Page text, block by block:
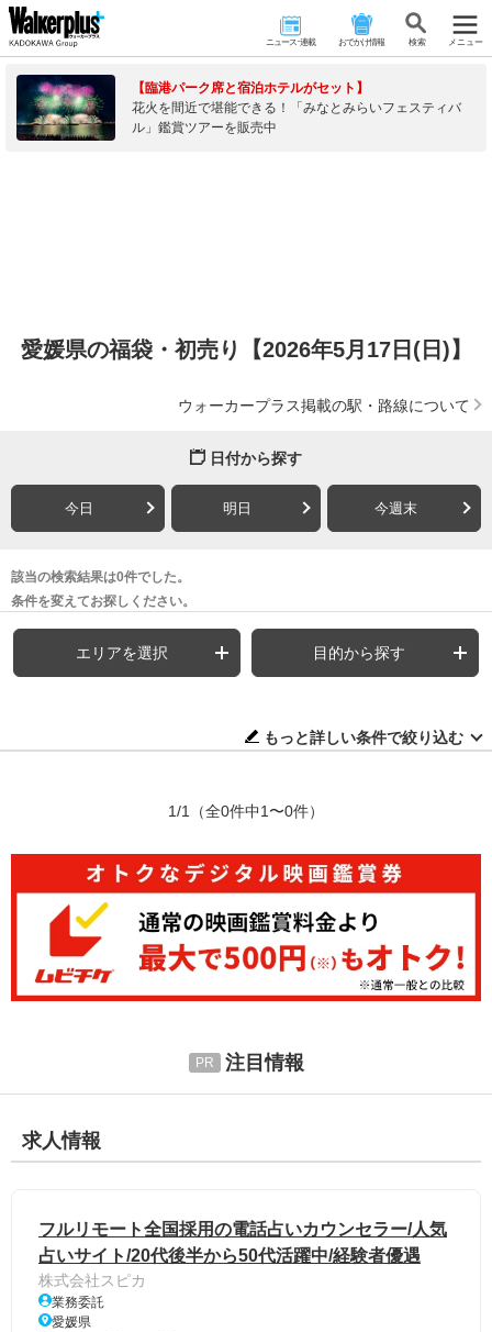
ニュース･連載 おでかけ情報 検 索 メニュー
【臨港パーク席と宿泊ホテルがセット】
花火を間近で堪能できる！「みなとみらいフェスティバ
ル」鑑賞ツアーを販売中
愛媛県の福袋・初売り【2026年5月17日(日)】
ウォーカープラス掲載の駅・路線について
日付から探す
今日 明日 今週末
該当の検索結果は0件でした。
条件を変えてお探しください。
エリアを選択 目的から探す
もっと詳しい条件で絞り込む
1/1 （全0件中1〜0件）
注目情報
求人情報
フルリモート全国採用の電話占いカウンセラー/人気
占いサイト/20代後半から50代活躍中/経験者優遇
株式会社スピカ
業務委託
愛媛県